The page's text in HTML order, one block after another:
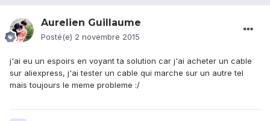
Aurelien Guillaume
Posté(e) 2 novembre 2015
j'ai eu un espoirs en voyant ta solution car j'ai acheter un cable
sur aliexpress, j'ai tester un cable qui marche sur un autre tel
mais toujours le meme probleme :/